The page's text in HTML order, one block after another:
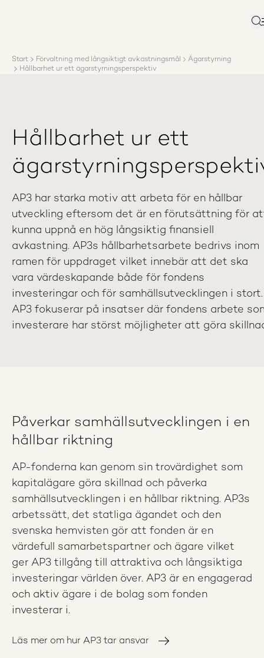
Rapporter
Start Förvaltning med långsiktigt avkastningsmål
Ägarstyrning
Hållbarhet ur ett ägarstyrningsperspektiv
Hållbarhet ur ett
AP3 har starka motiv att arbeta för en hållbar
utveckling eftersom det är en förutsättning för
kunna uppnå en hög långsiktig finansiell
avkastning. AP3s hållbarhetsarbete bedrivs inom
ramen för uppdraget vilket innebär att det ska
vara värdeskapande både för fondens
investeringar och för samhällsutvecklingen i stort.
AP3 fokuserar på insatser där fondens arbete
investerare har störst möjligheter att göra
Påverkar samhällsutvecklingen i en
hållbar riktning
AP-fonderna kan genom sin trovärdighet som
kapitalägare göra skillnad och påverka
samhällsutvecklingen i en hållbar riktning. AP3s
arbetssätt, det statliga ägandet och den
svenska hemvisten gör att fonden är en
värdefull samarbetspartner och ägare vilket
ger AP3 tillgång till attraktiva och långsiktiga
investeringar världen över. AP3 är en engagerad
och aktiv ägare i de bolag som fonden
investerar i.
Läs mer om hur AP3 tar ansvar